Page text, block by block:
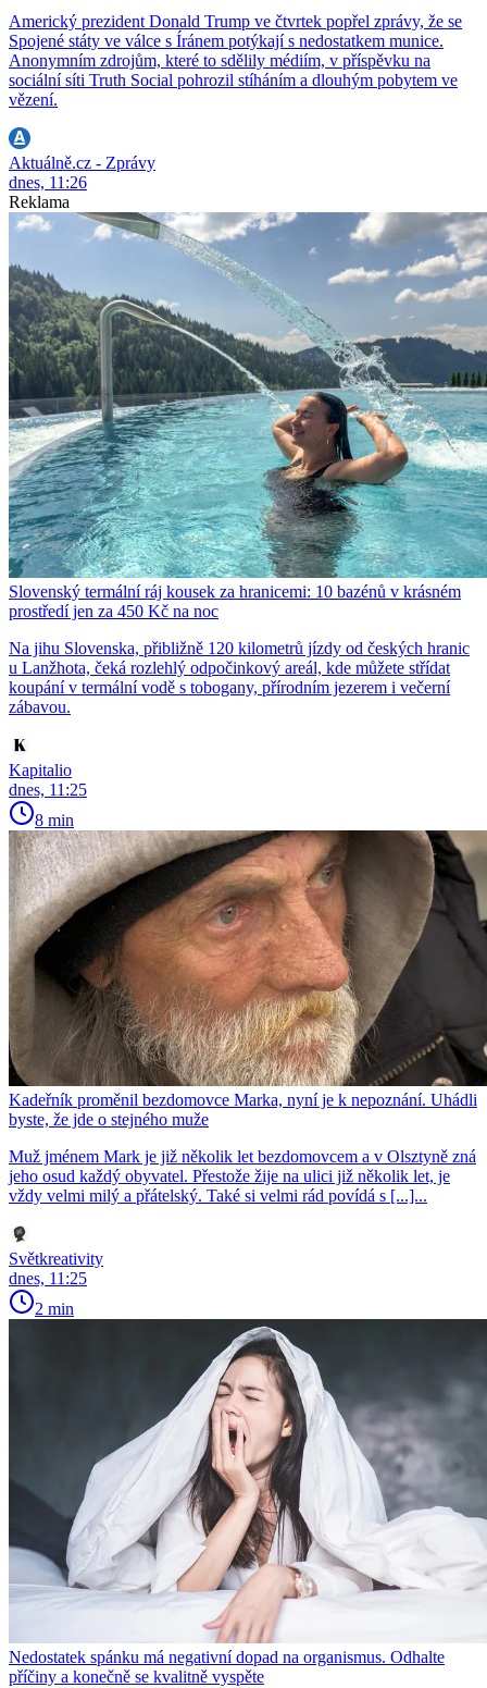
Americký prezident Donald Trump ve čtvrtek popřel zprávy, že se
Spojené státy ve válce s Íránem potýkají s nedostatkem munice.
Anonymním zdrojům, které to sdělily médiím, v příspěvku na
sociální síti Truth Social pohrozil stíháním a dlouhým pobytem ve
vězení.
Aktuálně.cz - Zprávy
dnes, 11:26
Reklama
Slovenský termální ráj kousek za hranicemi: 10 bazénů v krásném
prostředí jen za 450 Kč na noc
Na jihu Slovenska, přibližně 120 kilometrů jízdy od českých hranic
u Lanžhota, čeká rozlehlý odpočinkový areál, kde můžete střídat
koupání v termální vodě s tobogany, přírodním jezerem i večerní
zábavou.
Kapitalio
dnes, 11:25
8 min
Kadeřník proměnil bezdomovce Marka, nyní je k nepoznání. Uhádli
byste, že jde o stejného muže
Muž jménem Mark je již několik let bezdomovcem a v Olsztyně zná
jeho osud každý obyvatel. Přestože žije na ulici již několik let, je
vždy velmi milý a přátelský. Také si velmi rád povídá s [...]...
Světkreativity
dnes, 11:25
2 min
Nedostatek spánku má negativní dopad na organismus. Odhalte
příčiny a konečně se kvalitně vyspěte